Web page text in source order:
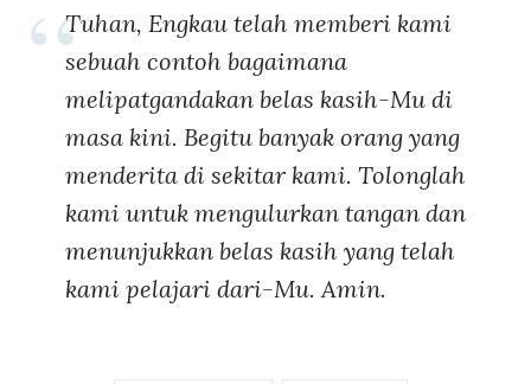
Tuhan, Engkau telah memberi kami
sebuah contoh bagaimana
melipatgandakan belas kasih-Mu di
masa kini. Begitu banyak orang yang
menderita di sekitar kami. Tolonglah
kami untuk mengulurkan tangan dan
menunjukkan belas kasih yang telah
kami pelajari dari-Mu. Amin.